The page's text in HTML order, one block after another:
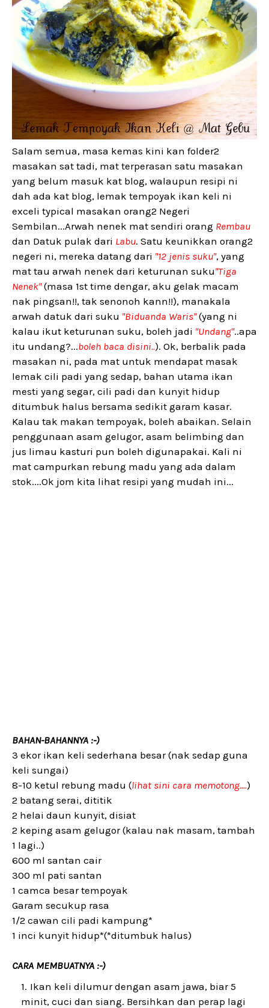
Salam semua, masa kemas kini kan folder2
masakan sat tadi, mat terperasan satu masakan
yang belum masuk kat blog, walaupun resipi ni
dah ada kat blog, lemak tempoyak ikan keli ni
exceli typical masakan orang2 Negeri
Sembilan...Arwah nenek mat sendiri orang Rembau
dan Datuk pulak dari Labu. Satu keunikkan orang2
negeri ni, mereka datang dari "12 jenis suku", yang
mat tau arwah nenek dari keturunan suku"Tiga
Nenek"(masa 1st time dengar, aku gelak macam
nak pingsan!!, tak senonoh kann!!), manakala
arwah datuk dari suku "Biduanda Waris"(yang ni
kalau ikut keturunan suku, boleh jadi "Undang"..apa
itu undang?...boleh baca disini..). Ok, berbalik pada
masakan ni, pada mat untuk mendapat masak
lemak cili padi yang sedap, bahan utama ikan
mesti yang segar, cili padi dan kunyit hidup
ditumbuk halus bersama sedikit garam kasar.
Kalau tak makan tempoyak, boleh abaikan. Selain
penggunaan asam gelugor, asam belimbing dan
jus limau kasturi pun boleh digunapakai. Kali ni
mat campurkan rebung madu yang ada dalam
stok....Ok jom kita lihat resipi yang mudah ini...
BAHAN-BAHANNYA :-)
3 ekor ikan keli sederhana besar (nak sedap guna
keli sungai)
8-10 ketul rebung madu (lihat sini cara memotong....)
2 batang serai, dititik
2 helai daun kunyit, disiat
2 keping asam gelugor (kalau nak masam, tambah
1 lagi..)
600 ml santan cair
300 ml pati santan
1 camca besar tempoyak
Garam secukup rasa
1/2 cawan cili padi kampung*
1 inci kunyit hidup*(*ditumbuk halus)
CARA MEMBUATNYA :-)
Ikan keli dilumur dengan asam jawa, biar 5
minit, cuci dan siang. Bersihkan dan perap lagi